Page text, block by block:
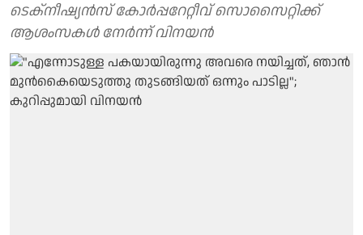
ടെക്നീഷ്യൻസ് കോർപ്പറേറ്റീവ് സൊസൈറ്റിക്ക്
ആശംസകൾ നേർന്ന് വിനയൻ